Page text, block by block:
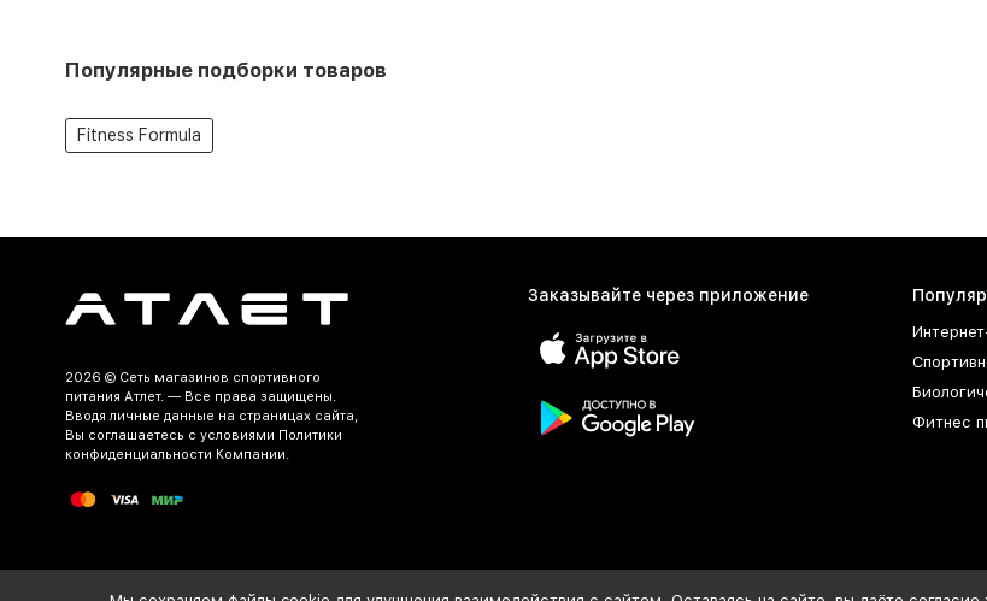
Популярные подборки товаров
Fitness Formula
2026 © Сеть магазинов спортивного
питания Атлет. — Все права защищены.
Вводя личные данные на страницах сайта,
Вы соглашаетесь c условиями Политики
конфиденциальности Компании.
Заказывайте через приложение
Фитнес